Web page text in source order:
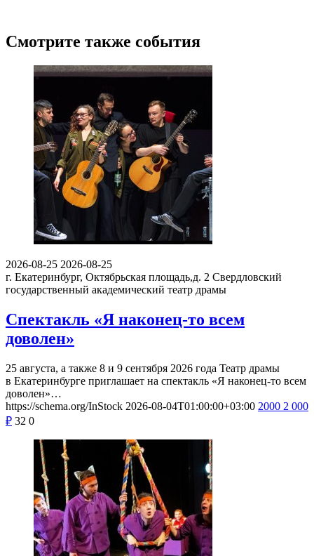
Смотрите также события
2026-08-25 2026-08-25
г. Екатеринбург, Октябрьская площадь,д. 2 Свердловский
государственный академический театр драмы
Спектакль «Я наконец-то всем
доволен»
25 августа, а также 8 и 9 сентября 2026 года Театр драмы
в Екатеринбурге приглашает на спектакль «Я наконец-то всем
доволен»…
https://schema.org/InStock 2026-08-04T01:00:00+03:00 2000 2 000
₽ 32 0